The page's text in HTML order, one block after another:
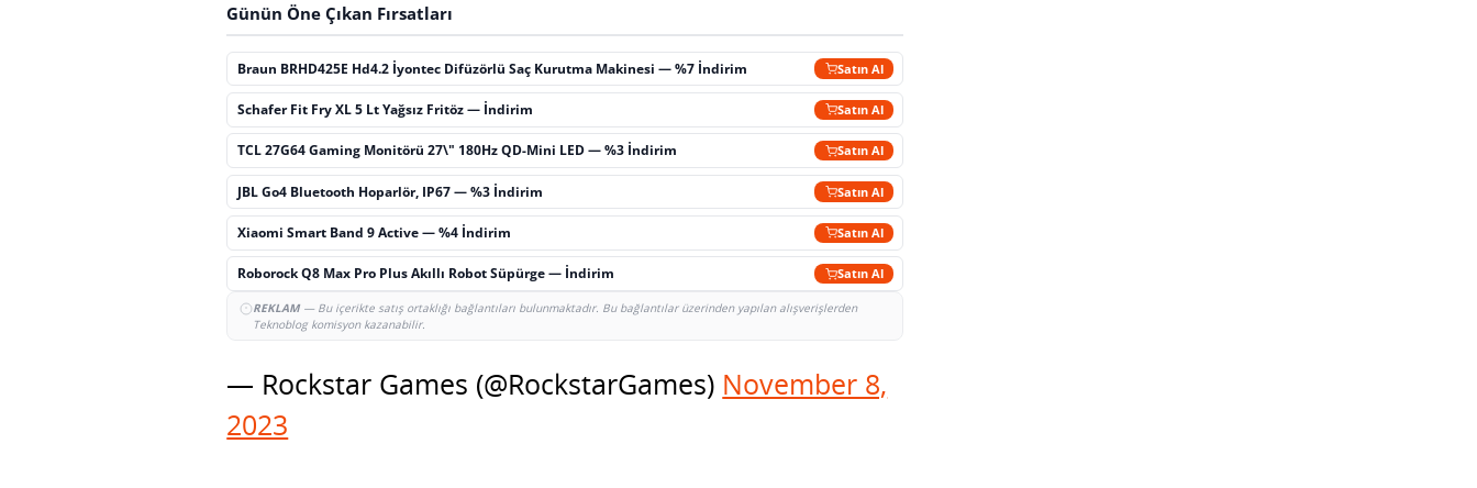
Günün Öne Çıkan Fırsatları
Braun BRHD425E Hd4.2 İyontec Difüzörlü Saç Kurutma Makinesi — %7 İndirim Satın Al
Schafer Fit Fry XL 5 Lt Yağsız Fritöz — İndirim Satın Al
TCL 27G64 Gaming Monitörü 27\" 180Hz QD-Mini LED — %3 İndirim Satın Al
JBL Go4 Bluetooth Hoparlör, IP67 — %3 İndirim Satın Al
Xiaomi Smart Band 9 Active — %4 İndirim Satın Al
Roborock Q8 Max Pro Plus Akıllı Robot Süpürge — İndirim Satın Al
REKLAM— Bu içerikte satış ortaklığı bağlantıları bulunmaktadır. Bu bağlantılar üzerinden yapılan alışverişlerden
Teknoblog komisyon kazanabilir.
— Rockstar Games (@RockstarGames) November 8,
2023